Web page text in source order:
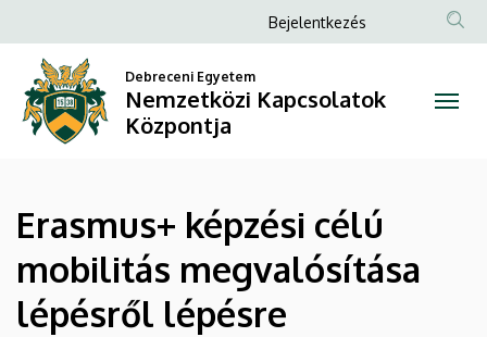
képzési
célú
mobilitás
megvalósítása
lépésről
lépésre
a
tartalomra
Anonim
menüje
Bejelentkezés
Debreceni Egyetem
Nemzetközi Kapcsolatok
Központja
Erasmus+ képzési célú
mobilitás megvalósítása
lépésről lépésre